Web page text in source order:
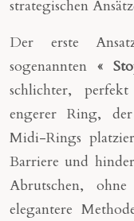
strategischen
Der erste
sogenannten «
schlichter,
engerer Ring,
Midi-Rings
Barriere und
Abrutschen,
elegantere